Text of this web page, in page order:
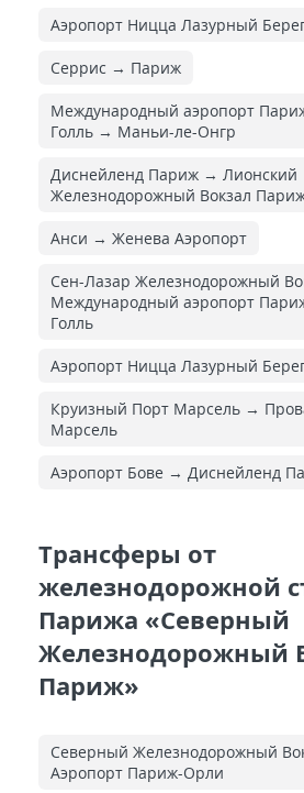
Аэропорт Ницца Лазурный
Серрис → Париж
Международный аэропорт
Голль → Маньи-ле-Онгр
Диснейленд Париж → Лионский
Железнодорожный Вокзал
Анси → Женева Аэропорт
Сен-Лазар Железнодорожный
Международный аэропорт
Голль
Аэропорт Ницца Лазурный
Круизный Порт Марсель →
Марсель
Аэропорт Бове → Диснейленд
Трансферы от
железнодорожной
Парижа «Северный
Железнодорожный
Париж»
Северный Железнодорожный
Аэропорт Париж-Орли